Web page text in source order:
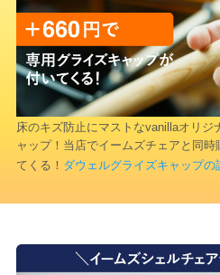
床のキズ防止にマストなvanillaオリジ
ャップ！当店でイームズチェアと同
てくる！ ダウェルグライズキャップの